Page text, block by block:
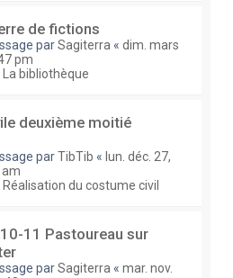
de fictions
parSagiterra « dim. mars
pm
La bibliothèque
deuxième moitié
parTibTib « lun. déc. 27,
am
Réalisation du costume civil
11 Pastoureau sur
parSagiterra « mar. nov.